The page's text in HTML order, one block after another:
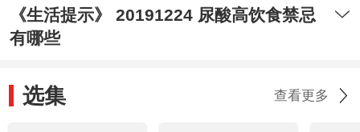
《生活提示》 20191224 尿酸高饮食禁忌
有哪些
选集 查看更多